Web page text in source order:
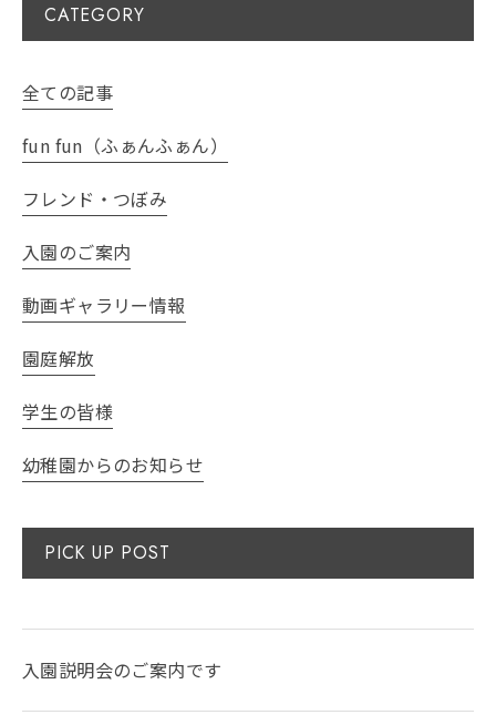
CATEGORY
全ての記事
fun fun（ふぁんふぁん）
フレンド・つぼみ
入園のご案内
動画ギャラリー情報
園庭解放
学生の皆様
幼稚園からのお知らせ
PICK UP POST
入園説明会のご案内です